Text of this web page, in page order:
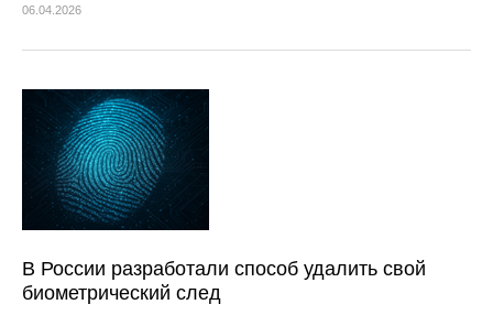
06.04.2026
В России разработали способ удалить свой
биометрический след